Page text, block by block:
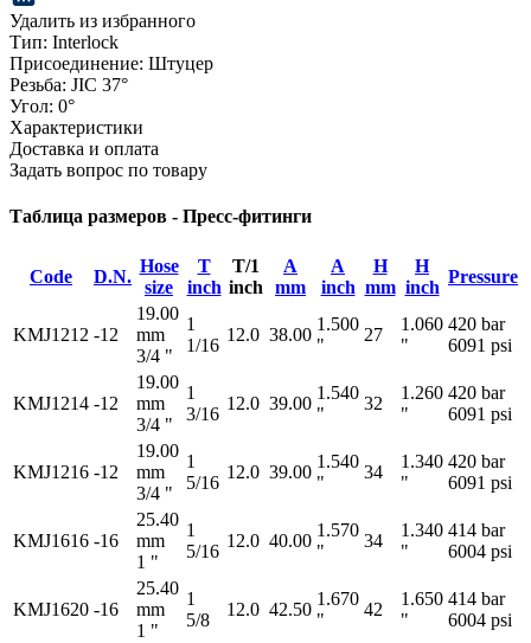
Удалить из избранного
Тип: Interlock
Присоединение: Штуцер
Резьба: JIC 37°
Угол: 0°
Характеристики
Доставка и оплата
Задать вопрос по товару
Таблица размеров - Пресс-фитинги
Code D.N.
Hose
size
T
inch
T/1
inch
A
mm
A
inch
H
mm
H
inch
Pressure
KMJ1212 -12
19.00
mm
3/4 "
1
1/16
12.0 38.00
1.500
"
27
1.060
"
420 bar
6091 psi
KMJ1214 -12
19.00
mm
3/4 "
1
3/16
12.0 39.00
1.540
"
32
1.260
"
420 bar
6091 psi
KMJ1216 -12
19.00
mm
3/4 "
1
5/16
12.0 39.00
1.540
"
34
1.340
"
420 bar
6091 psi
KMJ1616 -16
25.40
mm
1 "
1
5/16
12.0 40.00
1.570
"
34
1.340
"
414 bar
6004 psi
KMJ1620 -16
25.40
mm
1 "
1
5/8
12.0 42.50
1.670
"
42
1.650
"
414 bar
6004 psi